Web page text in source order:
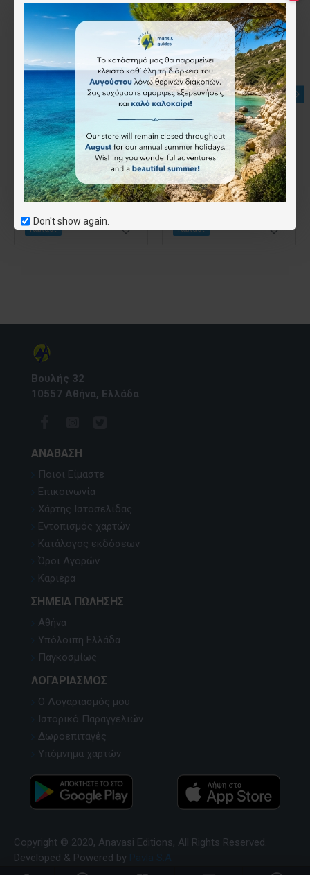
Don't show again.
Κεντρική Ελλάδα, Ήπειρος, Θεσσαλία • Οδικός χάρτης 1:230 000
9.50€
Καλάθι
Walking and Trekking in Zagori
24.40€
Καλάθι
Βουλής 32
10557 Αθήνα, Ελλάδα
ΑΝΆΒΑΣΗ
Ποιοι Είμαστε
Επικοινωνία
Χάρτης Ιστοσελίδας
Εντοπισμός χαρτών
Κατάλογος εκδόσεων
Όροι Αγορών
Καριέρα
ΣΗΜΕΊΑ ΠΏΛΗΣΗΣ
Αθήνα
Υπόλοιπη Ελλάδα
Παγκοσμίως
ΛΟΓΑΡΙΑΣΜΌΣ
Ο Λογαριασμός μου
Ιστορικό Παραγγελιών
Δωροεπιταγές
Υπόμνημα χαρτών
Copyright © 2020, Anavasi Editions, All Rights Reserved.
Developed & Powered by